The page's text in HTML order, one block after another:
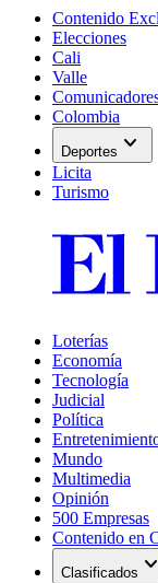
Contenido
Elecciones
Cali
Valle
Colombia
Deportes expand_more
Licita
Turismo
Loterías
Economía
Tecnología
Judicial
Política
Mundo
Multimedia
Opinión
500 Empresas
Contenido en
Clasificados expand_more